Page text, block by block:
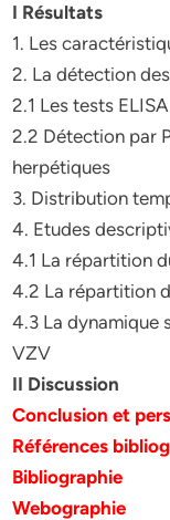
I Résultats
1. Les
2. La détection
2.1 Les tests ELISA
2.2 Détection par
herpétiques
3. Distribution
4. Etudes
4.1 La répartition
4.2 La répartition
4.3 La dynamique
VZV
II Discussion
Conclusion et
Références
Bibliographie
Webographie